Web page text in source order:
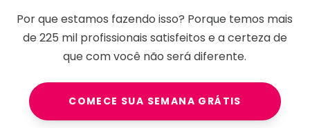
Por que estamos fazendo isso? Porque temos mais
de225 milprofissionais satisfeitos e a certeza de
que com você não será diferente.
COMECE SUA SEMANA GRÁTIS